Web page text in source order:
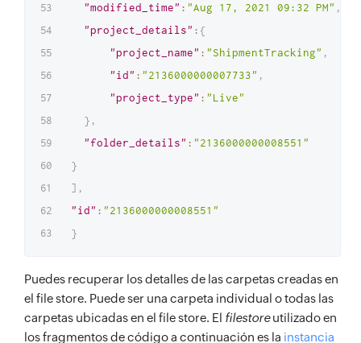
"modified_time" : "Aug 17, 2021 09:32 PM" ,
"project_details" : {
"project_name" : "ShipmentTracking" ,
"id" : "2136000000007733" ,
"project_type" : "Live"
} ,
"folder_details" : "2136000000008551"
}
] ,
"id" : "2136000000008551"
}
Puedes recuperar los detalles de las carpetas creadas en
el file store. Puede ser una carpeta individual o todas las
carpetas ubicadas en el file store. El filestoreutilizado en
los fragmentos de código a continuación es la instancia